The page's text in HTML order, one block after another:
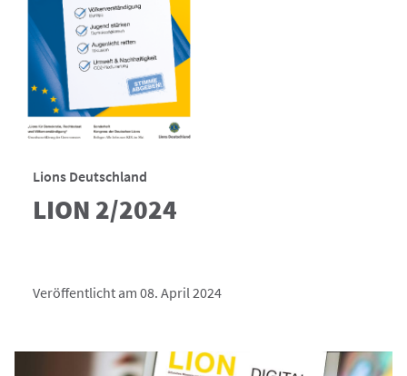
Lions Deutschland
LION 2/2024
Veröffentlicht am 08. April 2024